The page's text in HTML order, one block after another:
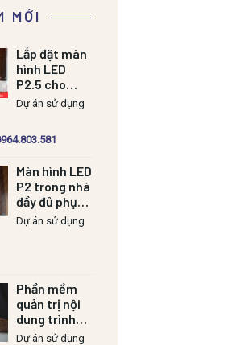
MỚI
Lắp đặt màn
hình LED
P2.5 cho
Trường Chính
Trị Hải Phòng
Dự án sử dụng
Màn hình LED
P2 trong nhà
đầy đủ phụ
kiện
Dự án sử dụng
Phần mềm
quản trị nội
dung trình
chiếu
Dự án sử dụng